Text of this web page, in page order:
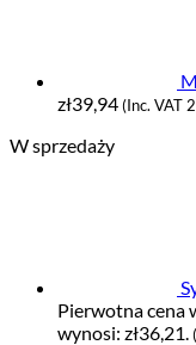
zł39,94(Inc. VAT
W sprzedaży
Pierwotna cena
wynosi: zł36,21.